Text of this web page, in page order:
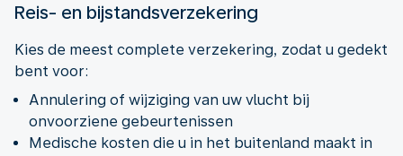
Reis- en bijstandsverzekering
Kies de meest complete verzekering, zodat u gedekt
Annulering of wijziging van uw vlucht bij
onvoorziene gebeurtenissen
Medische kosten die u in het buitenland maakt in